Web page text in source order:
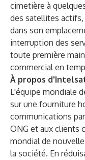
cimetière à
des satellites actifs,
dans son
interruption des
toute première
commercial en
À propos
L'équipe mondiale
sur une fourniture
communications
ONG et aux clients
mondial de
la société. En